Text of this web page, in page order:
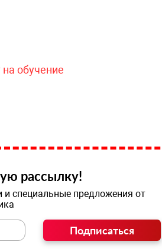
обучение
рассылку!
и специальные предложения от
Подписаться